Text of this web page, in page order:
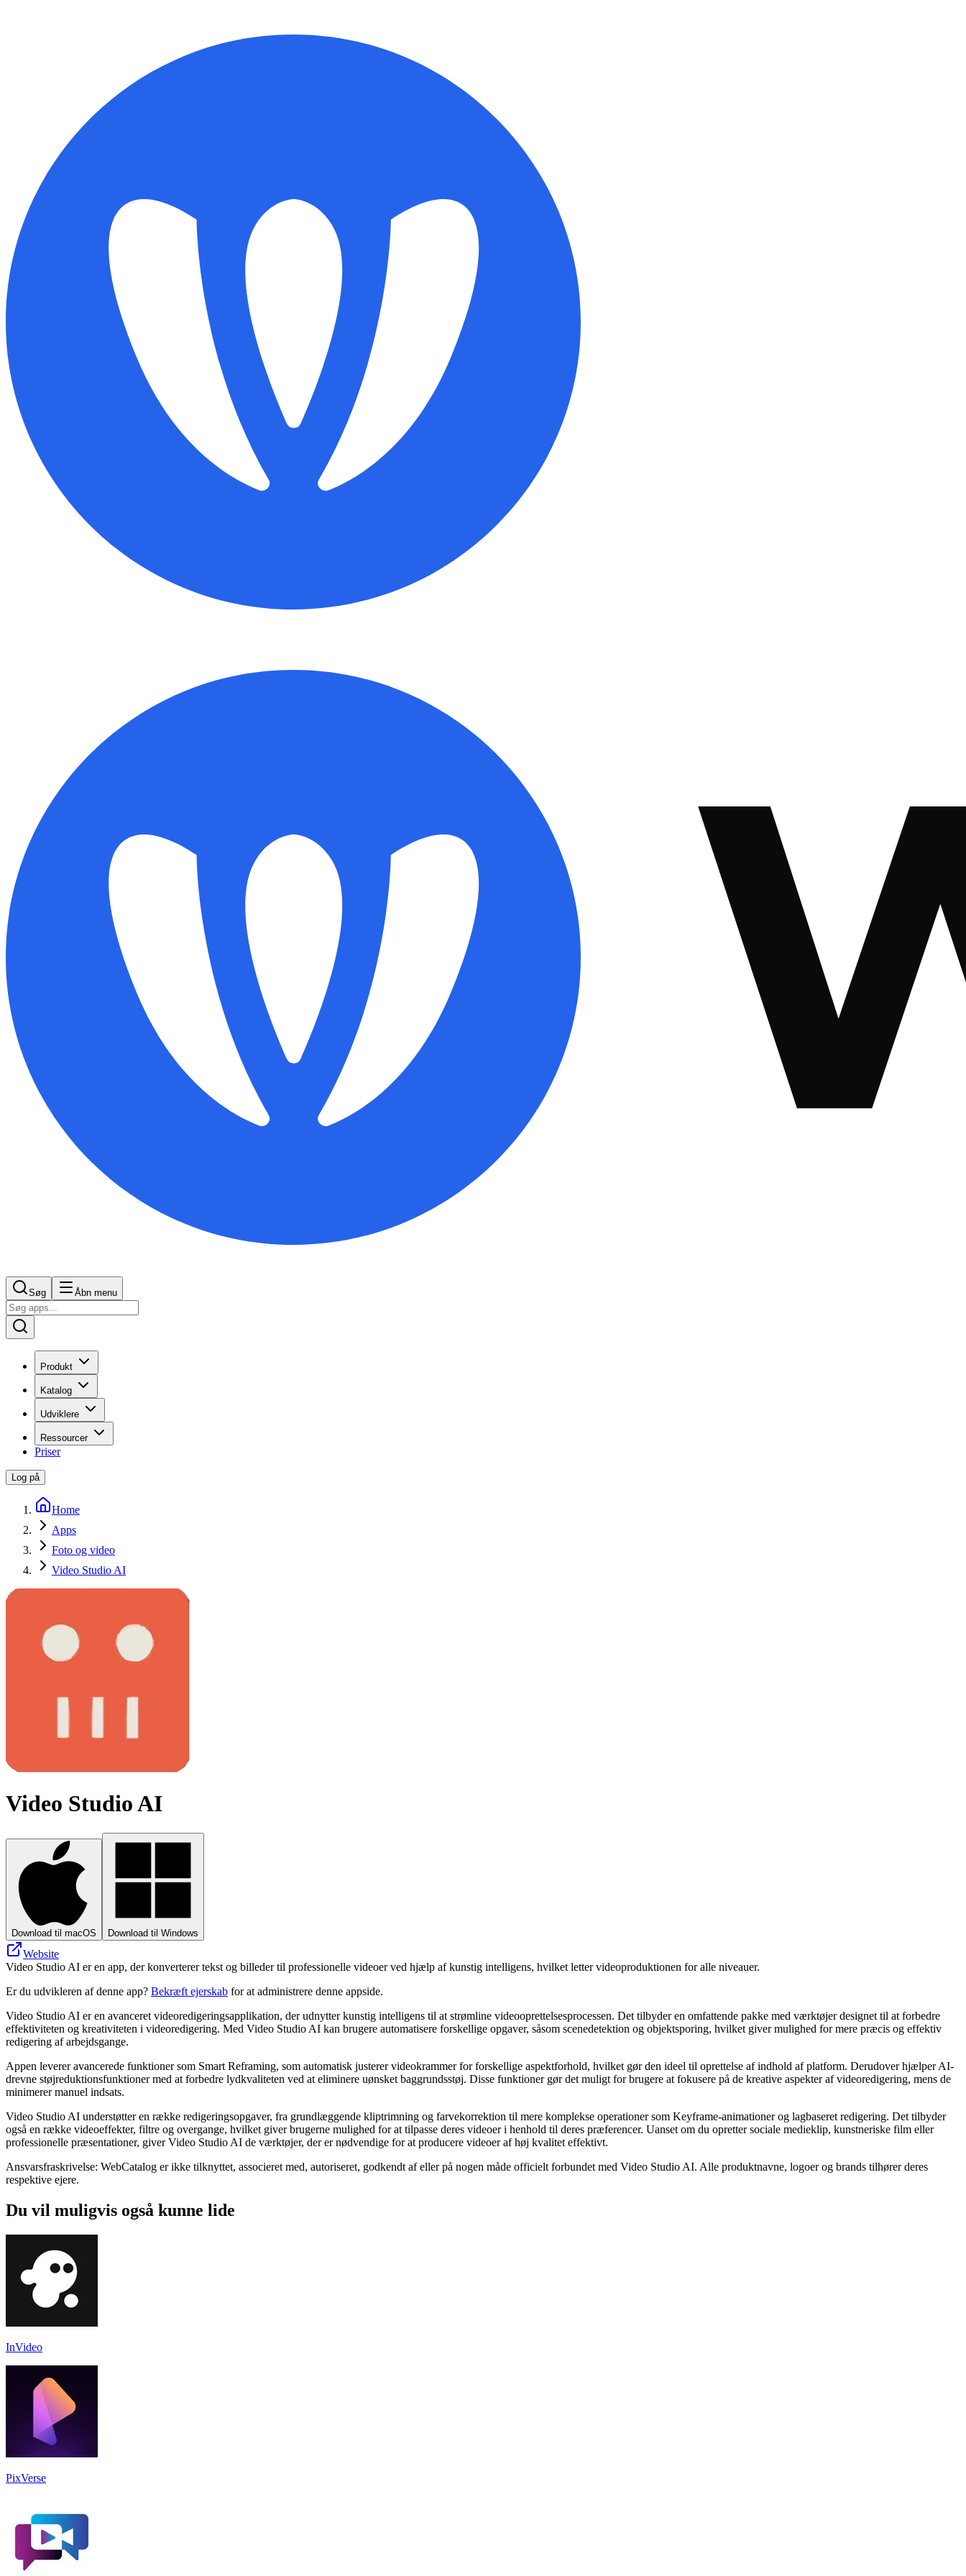
Søg Åbn menu
Produkt
Katalog
Udviklere
Ressourcer
Priser
Log på
Home
Apps
Foto og video
Video Studio AI
Video Studio AI
Download til macOS Download til Windows
Website
Video Studio AI er en app, der konverterer tekst og billeder til professionelle videoer ved hjælp af kunstig intelligens, hvilket letter videoproduktionen for alle niveauer.
Er du udvikleren af denne app? Bekræft ejerskab for at administrere denne appside.
Video Studio AI er en avanceret videoredigeringsapplikation, der udnytter kunstig intelligens til at strømline videooprettelsesprocessen. Det tilbyder en omfattende pakke med værktøjer designet til at forbedre
effektiviteten og kreativiteten i videoredigering. Med Video Studio AI kan brugere automatisere forskellige opgaver, såsom scenedetektion og objektsporing, hvilket giver mulighed for mere præcis og effektiv
redigering af arbejdsgange.
Appen leverer avancerede funktioner som Smart Reframing, som automatisk justerer videokrammer for forskellige aspektforhold, hvilket gør den ideel til oprettelse af indhold af platform. Derudover hjælper AI-
drevne støjreduktionsfunktioner med at forbedre lydkvaliteten ved at eliminere uønsket baggrundsstøj. Disse funktioner gør det muligt for brugere at fokusere på de kreative aspekter af videoredigering, mens de
minimerer manuel indsats.
Video Studio AI understøtter en række redigeringsopgaver, fra grundlæggende kliptrimning og farvekorrektion til mere komplekse operationer som Keyframe-animationer og lagbaseret redigering. Det tilbyder
også en række videoeffekter, filtre og overgange, hvilket giver brugerne mulighed for at tilpasse deres videoer i henhold til deres præferencer. Uanset om du opretter sociale medieklip, kunstneriske film eller
professionelle præsentationer, giver Video Studio AI de værktøjer, der er nødvendige for at producere videoer af høj kvalitet effektivt.
Ansvarsfraskrivelse: WebCatalog er ikke tilknyttet, associeret med, autoriseret, godkendt af eller på nogen måde officielt forbundet med Video Studio AI. Alle produktnavne, logoer og brands tilhører deres
respektive ejere.
Du vil muligvis også kunne lide
InVideo
PixVerse